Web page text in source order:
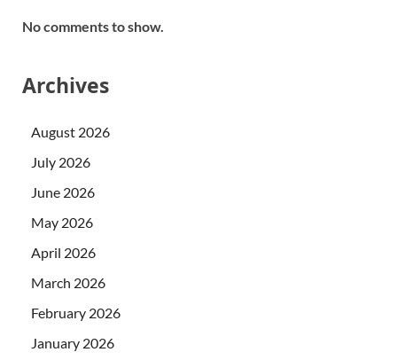
No comments to show.
Archives
August 2026
July 2026
June 2026
May 2026
April 2026
March 2026
February 2026
January 2026